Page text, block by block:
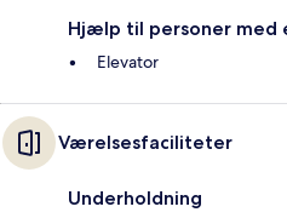
Hjælp til personer med
Elevator
Værelsesfaciliteter
Underholdning